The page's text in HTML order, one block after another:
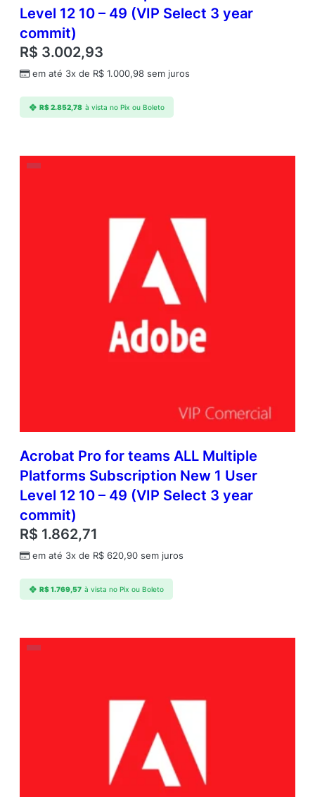
Level 12 10 – 49 (VIP Select 3 year
commit)
R$ 3.002,93
em até 3x de R$ 1.000,98 sem juros
R$2.852,78 à vista no Pix ou Boleto
Acrobat Pro for teams ALL Multiple
Platforms Subscription New 1 User
Level 12 10 – 49 (VIP Select 3 year
commit)
R$ 1.862,71
em até 3x de R$ 620,90 sem juros
R$1.769,57 à vista no Pix ou Boleto